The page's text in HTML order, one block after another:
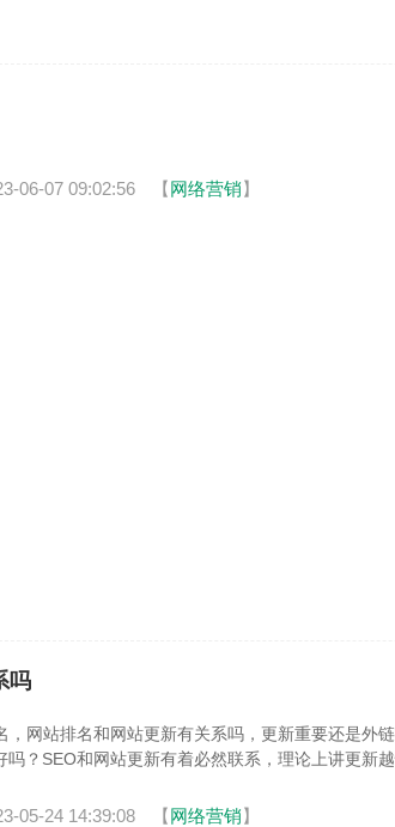
06-07 09:02:56 【网络营销】
吗
，网站排名和网站更新有关系吗，更新重要还是外
？SEO和网站更新有着必然联系，理论上讲更新越
05-24 14:39:08 【网络营销】